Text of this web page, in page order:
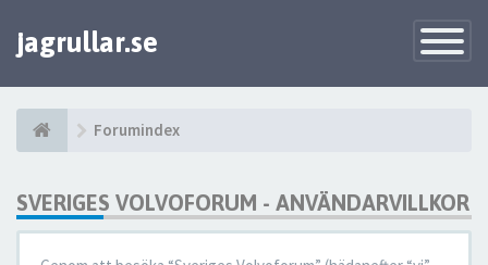
Toggle
jagrullar.se
Forumindex
SVERIGES VOLVOFORUM - ANVÄNDARVILLKOR